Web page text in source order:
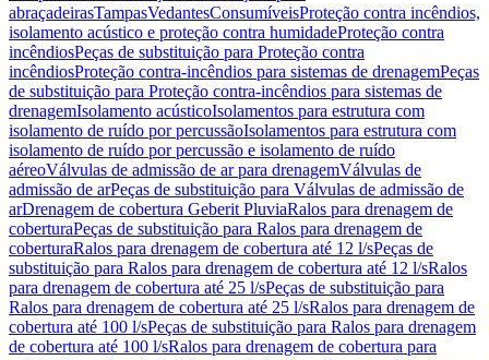
abraçadeirasTampasVedantesConsumíveisProteção contra incêndios,
isolamento acústico e proteção contra humidadeProteção contra
incêndiosPeças de substituição para Proteção contra
incêndiosProteção contra-incêndios para sistemas de drenagemPeças
de substituição para Proteção contra-incêndios para sistemas de
drenagemIsolamento acústicoIsolamentos para estrutura com
isolamento de ruído por percussãoIsolamentos para estrutura com
isolamento de ruído por percussão e isolamento de ruído
aéreoVálvulas de admissão de ar para drenagemVálvulas de
admissão de arPeças de substituição para Válvulas de admissão de
arDrenagem de cobertura Geberit PluviaRalos para drenagem de
coberturaPeças de substituição para Ralos para drenagem de
coberturaRalos para drenagem de cobertura até 12 l/sPeças de
substituição para Ralos para drenagem de cobertura até 12 l/sRalos
para drenagem de cobertura até 25 l/sPeças de substituição para
Ralos para drenagem de cobertura até 25 l/sRalos para drenagem de
cobertura até 100 l/sPeças de substituição para Ralos para drenagem
de cobertura até 100 l/sRalos para drenagem de cobertura para